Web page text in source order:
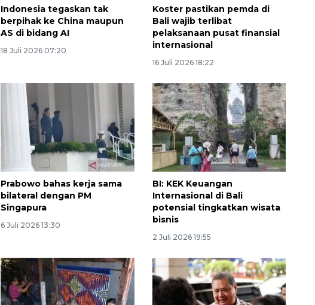
Indonesia tegaskan tak
berpihak ke China maupun
AS di bidang AI
18 Juli 2026 07:20
Koster pastikan pemda di
Bali wajib terlibat
pelaksanaan pusat finansial
internasional
16 Juli 2026 18:22
Prabowo bahas kerja sama
bilateral dengan PM
Singapura
6 Juli 2026 13:30
BI: KEK Keuangan
Internasional di Bali
potensial tingkatkan wisata
bisnis
2 Juli 2026 19:55
Ekonomi triwulan II-2026
tumbuh 5,29 persen